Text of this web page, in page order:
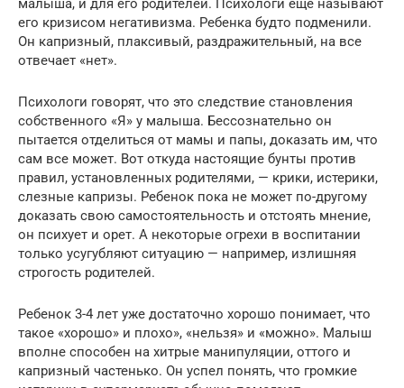
малыша, и для его родителей. Психологи еще называют
его кризисом негативизма. Ребенка будто подменили.
Он капризный, плаксивый, раздражительный, на все
отвечает «нет».
Психологи говорят, что это следствие становления
собственного «Я» у малыша. Бессознательно он
пытается отделиться от мамы и папы, доказать им, что
сам все может. Вот откуда настоящие бунты против
правил, установленных родителями, — крики, истерики,
слезные капризы. Ребенок пока не может по-другому
доказать свою самостоятельность и отстоять мнение,
он психует и орет. А некоторые огрехи в воспитании
только усугубляют ситуацию — например, излишняя
строгость родителей.
Ребенок 3-4 лет уже достаточно хорошо понимает, что
такое «хорошо» и плохо», «нельзя» и «можно». Малыш
вполне способен на хитрые манипуляции, оттого и
капризный частенько. Он успел понять, что громкие